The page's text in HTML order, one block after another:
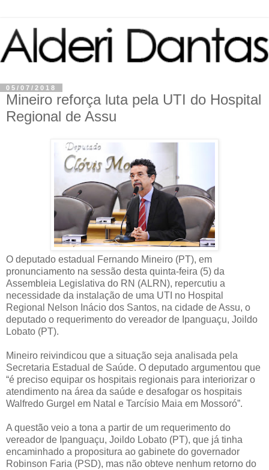
05/07/2018
Mineiro reforça luta pela UTI do Hospital
Regional de Assu
O deputado estadual Fernando Mineiro (PT), em
pronunciamento na sessão desta quinta-feira (5) da
Assembleia Legislativa do RN (ALRN), repercutiu a
necessidade da instalação de uma UTI no Hospital
Regional Nelson Inácio dos Santos, na cidade de Assu, o
deputado o requerimento do vereador de Ipanguaçu, Joildo
Lobato (PT).
Mineiro reivindicou que a situação seja analisada pela
Secretaria Estadual de Saúde. O deputado argumentou que
“é preciso equipar os hospitais regionais para interiorizar o
atendimento na área da saúde e desafogar os hospitais
Walfredo Gurgel em Natal e Tarcísio Maia em Mossoró”.
A questão veio a tona a partir de um requerimento do
vereador de Ipanguaçu, Joildo Lobato (PT), que já tinha
encaminhado a propositura ao gabinete do governador
Robinson Faria (PSD), mas não obteve nenhum retorno do